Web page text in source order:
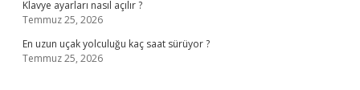
Klavye ayarları nasıl açılır ?
Temmuz 25, 2026
En uzun uçak yolculuğu kaç saat sürüyor ?
Temmuz 25, 2026